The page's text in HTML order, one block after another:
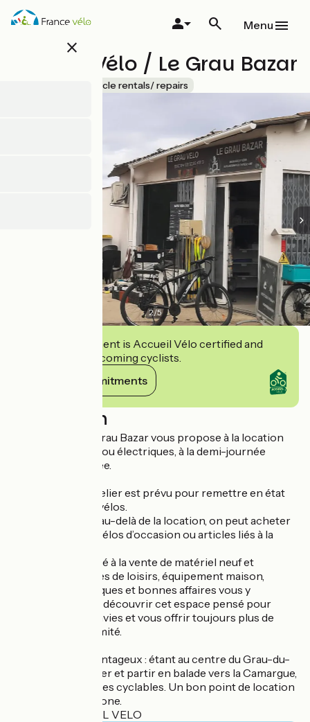
Skip
close
Menu
Le Grau Vélo / Le Grau Bazar
Bicycle rentals/ repairs
2/5
This establishment is Accueil Vélo certified and
commits to welcoming cyclists.
View its commitments
Description
Le Grau vélo/Le Grau Bazar vous propose à la location
des vélos simples ou électriques, à la demi-journée
comme à la journée.
Réparation : un atelier est prévu pour remettre en état
ou entretenir les vélos.
Vente/occasion : au-delà de la location, on peut acheter
des accessoires, vélos d’occasion ou articles liés à la
+ Un magasin dédié à la vente de matériel neuf et
d’occasion. Articles de loisirs, équipement maison,
accessoires pratiques et bonnes affaires vous y
attendent ! Venez découvrir cet espace pensé pour
répondre à vos envies et vous offrir toujours plus de
services de proximité.
Emplacement avantageux : étant au centre du Grau-du-
Roi, idéal pour louer et partir en balade vers la Camargue,
la plage ou les pistes cyclables. Un bon point de location
pour explorer la zone.
Labelisé : ACCUEIL VELO